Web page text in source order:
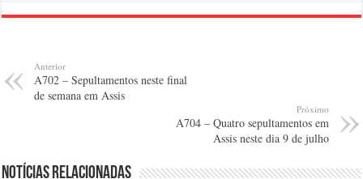
Anterior
A702 – Sepultamentos neste final
de semana em Assis
Próximo
A704 – Quatro sepultamentos em
Assis neste dia 9 de julho
Notícias relacionadas